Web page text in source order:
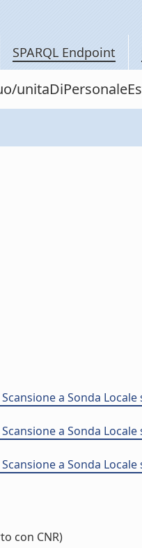
SPARQL Endpoint
a Sonda
a Sonda
a Sonda
con CNR)